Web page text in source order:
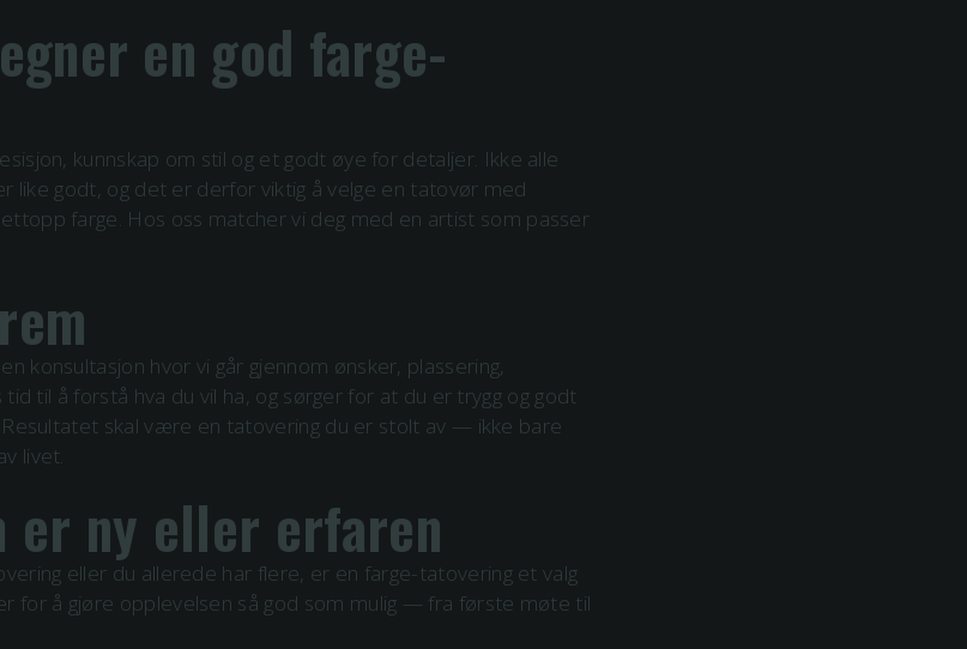
en god farge-
kunnskap om stil og et godt øye for detaljer. Ikke alle
like godt, og det er derfor viktig å velge en tatovør med
farge. Hos oss matcher vi deg med en artist som passer
konsultasjon hvor vi går gjennom ønsker, plassering,
til å forstå hva du vil ha, og sørger for at du er trygg og godt
skal være en tatovering du er stolt av — ikke bare
livet.
er ny eller erfaren
eller du allerede har flere, er en farge-tatovering et valg
for å gjøre opplevelsen så god som mulig — fra første møte til